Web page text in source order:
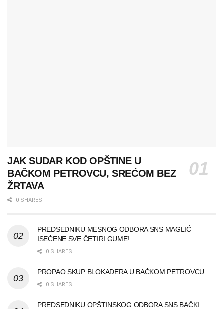
JAK SUDAR KOD OPŠTINE U
BAČKOM PETROVCU, SREĆOM BEZ
ŽRTAVA
0 SHARES
PREDSEDNIKU MESNOG ODBORA SNS MAGLIĆ
ISEČENE SVE ČETIRI GUME!
0 SHARES
PROPAO SKUP BLOKADERA U BAČKOM PETROVCU
0 SHARES
PREDSEDNIKU OPŠTINSKOG ODBORA SNS BAČKI